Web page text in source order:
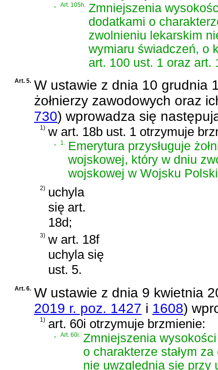
„ Art. 105h. Zmniejszenia
dodatkami o
zwolnieniu lekarskim
wymiaru świadczeń, o
art. 100 ust. 1 oraz art.
Art. 5. W ustawie z dnia 10 grudnia
żołnierzy zawodowych oraz
730) wprowadza się
1) w art. 18b ust. 1 otrzymuje
„ 1. Emerytura przysługuje
wojskowej, który w dniu
wojskowej w Wojsku
2) uchyla
się art.
18d;
3) w art. 18f
uchyla się
ust. 5.
Art. 6. W ustawie z dnia 9 kwietnia
2019 r. poz. 1427 i 1608)
1) art. 60i otrzymuje brzmienie:
Art. 60i.
Zmniejszenia
o charakterze stałym
nie uwzględnia się przy